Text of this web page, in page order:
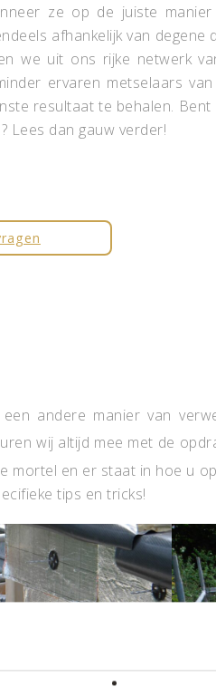
ze op de juiste
afhankelijk van
we uit ons rijke netwerk
ervaren metselaars
resultaat te behalen.
Lees dan gauw verder!
andere manier van
wij altijd mee met de
en er staat in hoe u
tips en tricks!